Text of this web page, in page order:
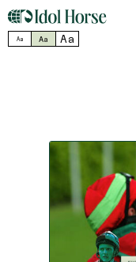
Aa Aa Aa